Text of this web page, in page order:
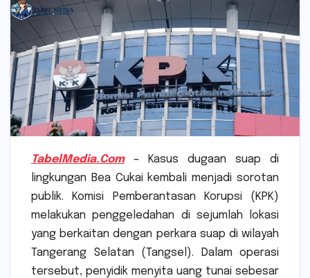
TabelMedia.Com– Kasus dugaan suap di
lingkungan Bea Cukai kembali menjadi sorotan
publik.
Komisi Pemberantasan Korupsi (KPK)
melakukan penggeledahan di sejumlah lokasi
yang berkaitan dengan perkara suap di wilayah
Tangerang Selatan (Tangsel). Dalam operasi
tersebut, penyidik menyita uang tunai sebesar